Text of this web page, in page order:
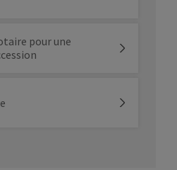
pour une